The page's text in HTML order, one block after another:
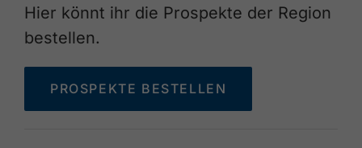
Hier könnt ihr die Prospekte der Region
bestellen.
PROSPEKTE BESTELLEN